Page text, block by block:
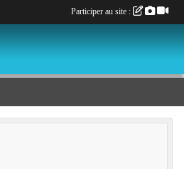
Participer au site :